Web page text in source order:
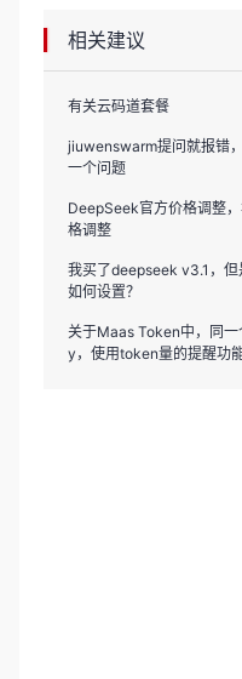
相关建议
有关云码道套餐
jiuwenswarm提问就报错
一个问题
DeepSeek官方价格调整
格调整
我买了deepseek v3.1，但
如何设置？
关于Maas Token中，同
y，使用token量的提醒功